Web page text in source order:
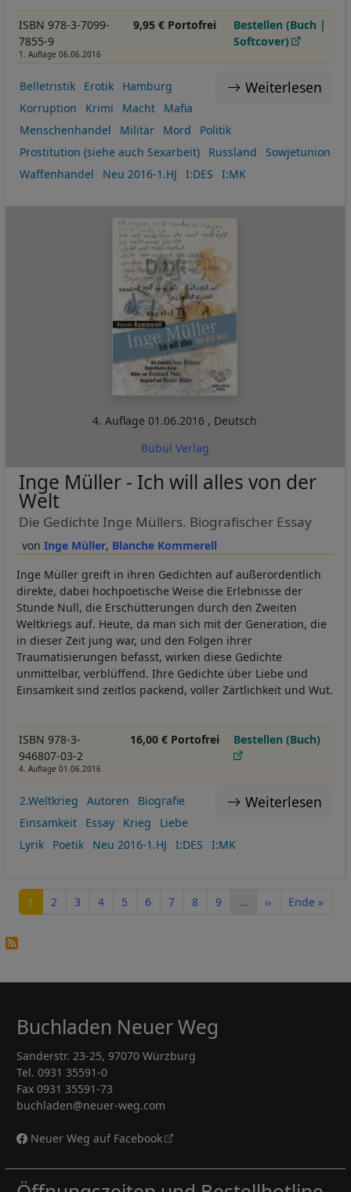
ISBN 978-3-7099-
7855-9
1. Auflage 06.06.2016
9,95 € Portofrei
Bestellen (Buch |
Softcover)
Weiterlesen
Belletristik Erotik
Hamburg
Korruption
Krimi Macht
Mafia
Menschenhandel
Militär Mord
Politik
Prostitution (siehe auch Sexarbeit)
Russland
Sowjetunion
Waffenhandel
Neu 2016-1.HJ I:DES I:MK
4. Auflage01.06.2016 , Deutsch
Bübül Verlag
Inge Müller Blanche Kommerell
Inge Müller - Ich will alles von der
Welt
Die Gedichte Inge Müllers. Biografischer Essay
Inge Müller greift in ihren Gedichten auf außerordentlich
direkte, dabei hochpoetische Weise die Erlebnisse der
Stunde Null, die Erschütterungen durch den Zweiten
Weltkriegs auf. Heute, da man sich mit der Generation, die
in dieser Zeit jung war, und den Folgen ihrer
Traumatisierungen befasst, wirken diese Gedichte
unmittelbar, verblüffend. Ihre Gedichte über Liebe und
Einsamkeit sind zeitlos packend, voller Zärtlichkeit und Wut.
ISBN 978-3-
946807-03-2
4. Auflage 01.06.2016
16,00 € Portofrei Bestellen (Buch)
Weiterlesen
2.Weltkrieg Autoren
Biografie
Einsamkeit
Essay Krieg
Liebe
Lyrik
Poetik Neu 2016-1.HJ I:DES I:MK
Seite
1 Seite
2 Seite
3 Seite
4 Seite
5 Seite
6 Seite
7 Seite
8 Seite
9 … Nächste Seite
›› Letzte Seite
Ende »
Buchladen Neuer Weg
Sanderstr. 23-25, 97070 Würzburg
Tel. 0931 35591-0
Fax 0931 35591-73
buchladen@neuer-weg.com
Neuer Weg auf Facebook